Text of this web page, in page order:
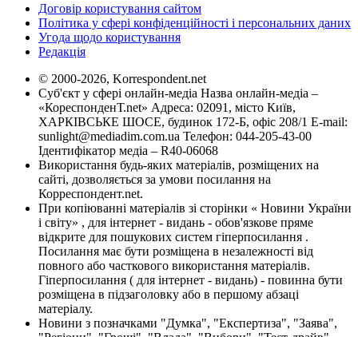
Договір користування сайтом
Політика у сфері конфіденційності і персональних даних
Угода щодо користування
Редакція
© 2000-2026, Korrespondent.net
Суб'єкт у сфері онлайн-медіа Назва онлайн-медіа –
«КореспонденТ.net» Адреса: 02091, місто Київ,
ХАРКІВСЬКЕ ШОСЕ, будинок 172-Б, офіс 208/1 E-mail:
sunlight@mediadim.com.ua Телефон: 044-205-43-00
Ідентифікатор медіа – R40-06068
Використання будь-яких матеріалів, розміщених на
сайті, дозволяється за умови посилання на
Корреспондент.net.
При копіюванні матеріалів зі сторінки « Новини України
і світу» , для інтернет - видань - обов'язкове пряме
відкрите для пошукових систем гіперпосилання .
Посилання має бути розміщена в незалежності від
повного або часткового використання матеріалів.
Гіперпосилання ( для інтернет - видань) - повинна бути
розміщена в підзаголовку або в першому абзаці
матеріалу.
Новини з позначками "Думка", "Експертиза", "Заява",